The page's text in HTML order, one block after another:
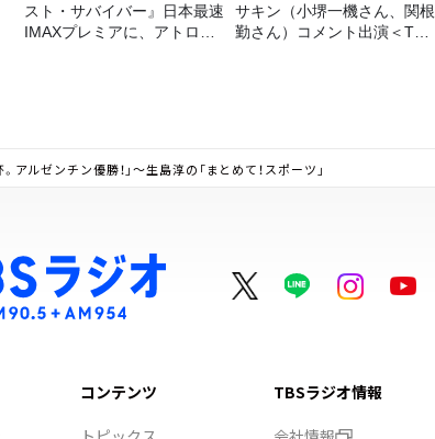
スト・サバイバー』日本最速
IMAXプレミアに、アトロク
サキン（小堺一機さん、関根
勤さん）コメント出演＜TBS
。アルゼンチン優勝！」～生島淳の「まとめて！スポーツ」
コンテンツ
TBSラジオ情報